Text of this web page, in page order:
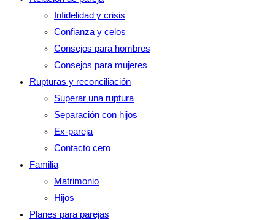
Infidelidad y crisis
Confianza y celos
Consejos para hombres
Consejos para mujeres
Rupturas y reconciliación
Superar una ruptura
Separación con hijos
Ex-pareja
Contacto cero
Familia
Matrimonio
Hijos
Planes para parejas